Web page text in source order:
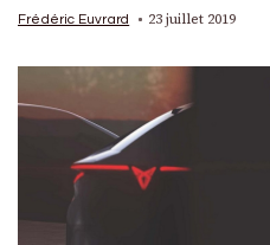
Frédéric Euvrard 23 juillet 2019